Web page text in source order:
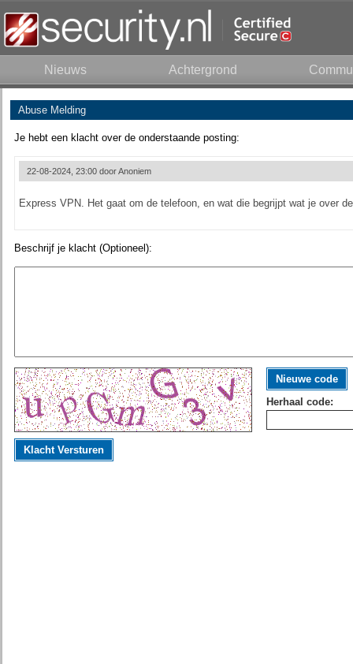
Nieuws Achtergrond
Abuse Melding
Je hebt een klacht over de onderstaande posting:
22-08-2024, 23:00 doorAnoniem
Express VPN. Het gaat om de telefoon, en wat die begrijpt wat je over
Beschrijf je klacht (Optioneel):
Nieuwe code
Herhaal code:
Klacht Versturen